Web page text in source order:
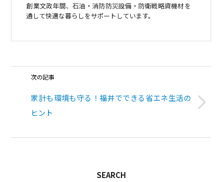
創業文政年間、石油・消防防災設備・防衛戦略資機材を
通して快適な暮らしをサポートしています。
次の記事
家計も環境も守る！福井でできる省エネ生活の
ヒント
SEARCH